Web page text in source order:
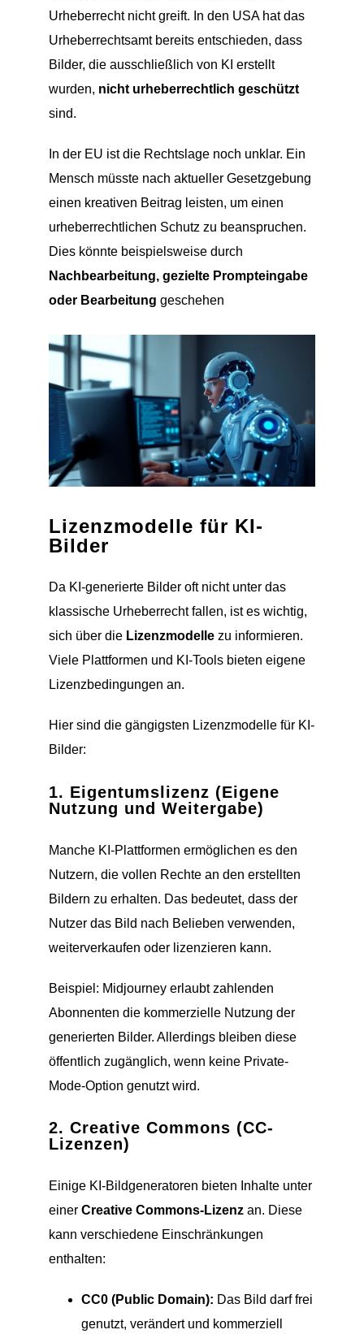
Urheberrecht nicht greift. In den USA hat das
Urheberrechtsamt bereits entschieden, dass
Bilder, die ausschließlich von KI erstellt
wurden, nicht urheberrechtlich geschützt
sind.
In der EU ist die Rechtslage noch unklar. Ein
Mensch müsste nach aktueller Gesetzgebung
einen kreativen Beitrag leisten, um einen
urheberrechtlichen Schutz zu beanspruchen.
Dies könnte beispielsweise durch
Nachbearbeitung, gezielte Prompteingabe
oder Bearbeitung geschehen
Lizenzmodelle für KI-
Bilder
Da KI-generierte Bilder oft nicht unter das
klassische Urheberrecht fallen, ist es wichtig,
sich über die Lizenzmodellezu informieren.
Viele Plattformen und KI-Tools bieten eigene
Lizenzbedingungen an.
Hier sind die gängigsten Lizenzmodelle für KI-
Bilder:
1. Eigentumslizenz (Eigene
Nutzung und Weitergabe)
Manche KI-Plattformen ermöglichen es den
Nutzern, die vollen Rechte an den erstellten
Bildern zu erhalten. Das bedeutet, dass der
Nutzer das Bild nach Belieben verwenden,
weiterverkaufen oder lizenzieren kann.
Beispiel: Midjourney erlaubt zahlenden
Abonnenten die kommerzielle Nutzung der
generierten Bilder. Allerdings bleiben diese
öffentlich zugänglich, wenn keine Private-
Mode-Option genutzt wird.
2. Creative Commons (CC-
Lizenzen)
Einige KI-Bildgeneratoren bieten Inhalte unter
einer Creative Commons-Lizenzan. Diese
kann verschiedene Einschränkungen
enthalten:
CC0 (Public Domain): Das Bild darf frei
genutzt, verändert und kommerziell